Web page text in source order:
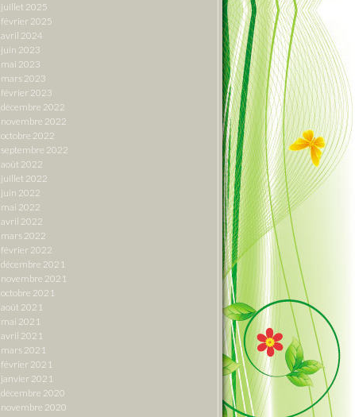
juillet 2025
février 2025
avril 2024
juin 2023
mai 2023
mars 2023
février 2023
décembre 2022
novembre 2022
octobre 2022
septembre 2022
août 2022
juillet 2022
juin 2022
mai 2022
avril 2022
mars 2022
février 2022
décembre 2021
novembre 2021
octobre 2021
août 2021
mai 2021
avril 2021
mars 2021
février 2021
janvier 2021
décembre 2020
novembre 2020